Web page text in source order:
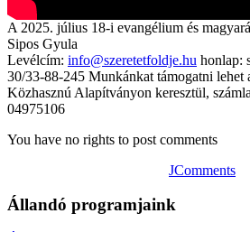
A 2025. július 18-i evangélium és
Sipos Gyula
Levélcím: info@szeretetfoldje.hu honlap:
30/33-88-245 Munkánkat támogatni lehet
Közhasznú Alapítványon keresztül,
04975106
You have no rights to post comments
JComments
Állandó programjaink